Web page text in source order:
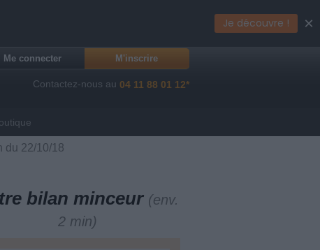
Me connecter M'inscrire
Contactez-nous au 04 11 88 01 12*
du 22/10/18
bilan minceur (env.
2 min)
Je découvre ! ×